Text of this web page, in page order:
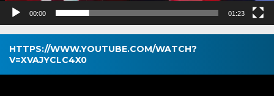
00:00 01:23
HTTPS://WWW.YOUTUBE.COM/WATCH?
V=XVAJYCLC4X0
Pemutar